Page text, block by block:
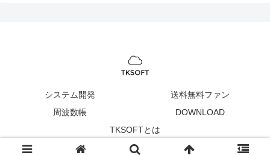
システム開発
送料無料ファン
周波数帳
DOWNLOAD
TKSOFTとは
Copyright © 2005-2026 TKSOFT All Rights Reserved.